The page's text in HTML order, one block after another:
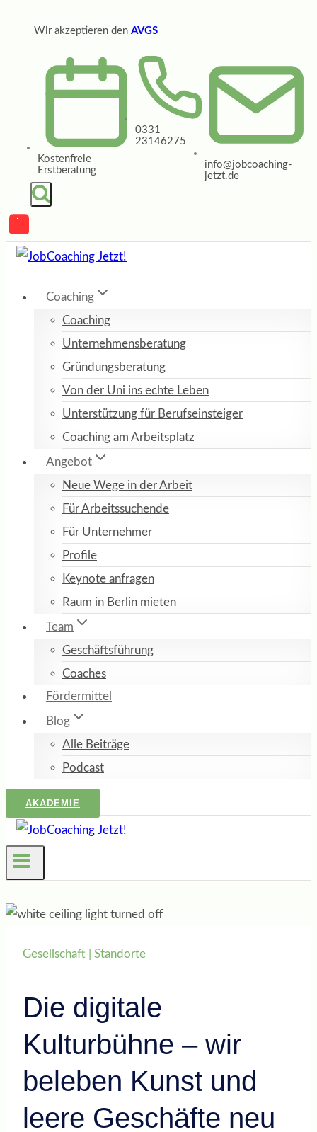
Wir akzeptieren den AVGS
Kostenfreie
Erstberatung
0331
23146275
info@jobcoaching-
jetzt.de
Coaching
Coaching
Unternehmensberatung
Gründungsberatung
Von der Uni ins echte Leben
Unterstützung für Berufseinsteiger
Coaching am Arbeitsplatz
Angebot
Neue Wege in der Arbeit
Für Arbeitssuchende
Für Unternehmer
Profile
Keynote anfragen
Raum in Berlin mieten
Team
Geschäftsführung
Coaches
Fördermittel
Blog
Alle Beiträge
Podcast
AKADEMIE
Gesellschaft Standorte
Die digitale
Kulturbühne – wir
beleben Kunst und
leere Geschäfte neu